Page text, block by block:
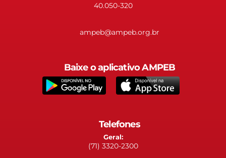
40.050-320
ampeb@ampeb.org.br
Baixe o aplicativo AMPEB
Telefones
Geral:
(71) 3320-2300